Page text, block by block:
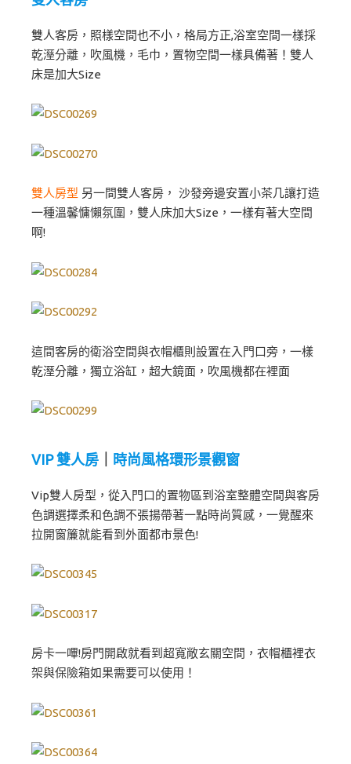
雙人客房，照樣空間也不小，格局方正,浴室空間一樣採
乾溼分離，吹風機，毛巾，置物空間一樣具備著！雙人
床是加大Size
雙人房型 另一間雙人客房， 沙發旁邊安置小茶几讓打造
一種溫馨慵懶氛圍，雙人床加大Size，一樣有著大空間
啊!
這間客房的衛浴空間與衣帽櫃則設置在入門口旁，一樣
乾溼分離，獨立浴缸，超大鏡面，吹風機都在裡面
VIP 雙人房 時尚風格環形景觀窗
Vip雙人房型，從入門口的置物區到浴室整體空間與客房
色調選擇柔和色調不張揚帶著一點時尚質感，一覺醒來
拉開窗簾就能看到外面都市景色!
房卡一嗶!房門開啟就看到超寬敞玄關空間，衣帽櫃裡衣
架與保險箱如果需要可以使用！